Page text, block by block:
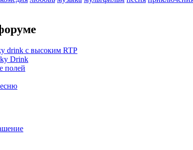
drink с высоким RTP
Drink
полей